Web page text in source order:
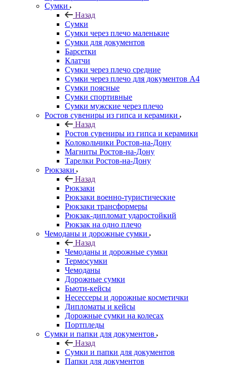
Сумки
Назад
Сумки
Сумки через плечо маленькие
Сумки для документов
Барсетки
Клатчи
Сумки через плечо средние
Сумки через плечо для документов А4
Сумки поясные
Сумки спортивные
Сумки мужские через плечо
Ростов сувениры из гипса и керамики
Назад
Ростов сувениры из гипса и керамики
Колокольчики Ростов-на-Дону
Магниты Ростов-на-Дону
Тарелки Ростов-на-Дону
Рюкзаки
Назад
Рюкзаки
Рюкзаки военно-туристические
Рюкзаки трансформеры
Рюкзак-дипломат ударостойкий
Рюкзак на одно плечо
Чемоданы и дорожные сумки
Назад
Чемоданы и дорожные сумки
Термосумки
Чемоданы
Дорожные сумки
Бьюти-кейсы
Несессеры и дорожные косметички
Дипломаты и кейсы
Дорожные сумки на колесах
Портпледы
Сумки и папки для документов
Назад
Сумки и папки для документов
Папки для документов